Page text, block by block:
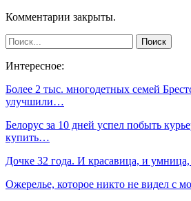
Комментарии закрыты.
Интересное:
Более 2 тыс. многодетных семей
улучшили…
Белорус за 10 дней успел побыть
купить…
Дочке 32 года. И красавица, и
Ожерелье, которое никто не видел с